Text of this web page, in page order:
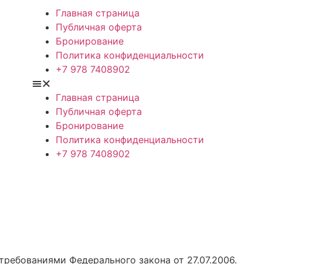
Главная страница
Публичная оферта
Бронирование
Политика конфиденциальности
+7 978 7408902
Главная страница
Публичная оферта
Бронирование
Политика конфиденциальности
+7 978 7408902
Федерального закона от 27.07.2006.